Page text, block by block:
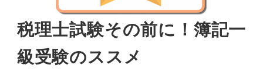
税理士試験その前に！簿記一
級受験のススメ